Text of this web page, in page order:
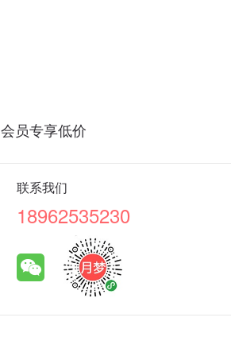
会员专享低价
联系我们
18962535230